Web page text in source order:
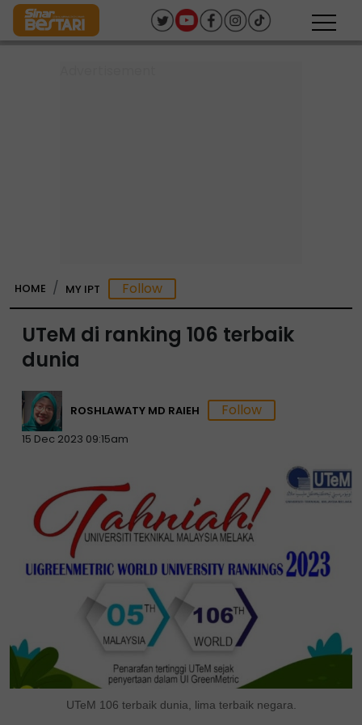
HOME MY IPT
UTeM di ranking 106 terbaik
dunia
ROSHLAWATY MD RAIEH
15 Dec 2023 09:15am
UTeM 106 terbaik dunia, lima terbaik negara.